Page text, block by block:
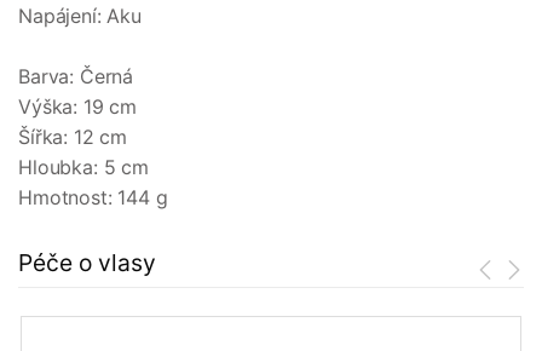
Napájení: Aku
Barva: Černá
Výška: 19 cm
Šířka: 12 cm
Hloubka: 5 cm
Hmotnost: 144 g
Péče o vlasy